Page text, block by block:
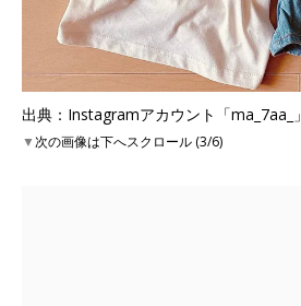
出典：Instagramアカウント「ma_7aa_」
▼次の画像は下へスクロール (3/6)